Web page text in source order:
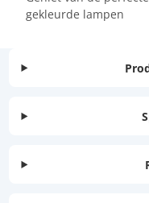
gekleurde lampen